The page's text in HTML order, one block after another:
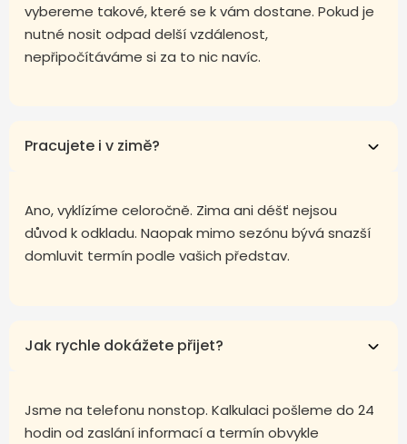
vybereme takové, které se k vám dostane. Pokud je
nutné nosit odpad delší vzdálenost,
nepřipočítáváme si za to nic navíc.
Pracujete i v zimě?
Ano, vyklízíme celoročně. Zima ani déšť nejsou
důvod k odkladu. Naopak mimo sezónu bývá snazší
domluvit termín podle vašich představ.
Jak rychle dokážete přijet?
Jsme na telefonu nonstop. Kalkulaci pošleme do 24
hodin od zaslání informací a termín obvykle